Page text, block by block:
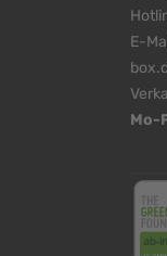
E-
Mo-